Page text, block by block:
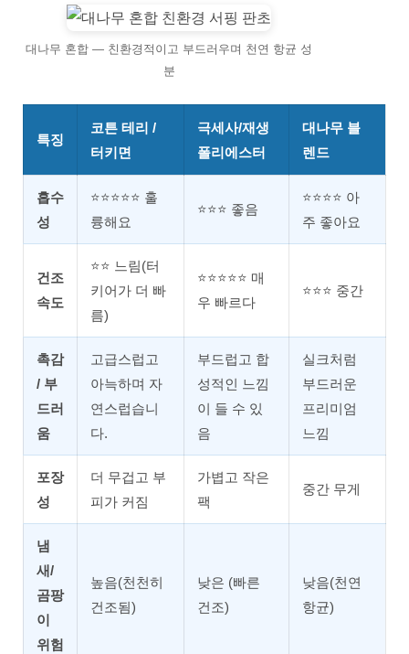
대나무 혼합 — 친환경적이고 부드러우며 천연 항균 성
분
특징
코튼 테리 /
터키면
극세사/재생
폴리에스터
대나무 블
렌드
흡수
성
⭐⭐⭐⭐⭐ 훌
륭해요
⭐⭐⭐ 좋음
⭐⭐⭐⭐ 아
주 좋아요
건조
속도
⭐⭐ 느림(터
키어가 더 빠
름)
⭐⭐⭐⭐⭐ 매
우 빠르다
⭐⭐⭐ 중간
촉감
/ 부
드러
움
고급스럽고
아늑하며 자
연스럽습니
다.
부드럽고 합
성적인 느낌
이 들 수 있
음
실크처럼
부드러운
프리미엄
느낌
포장
성
더 무겁고 부
피가 커짐
가볍고 작은
팩
중간 무게
냄
새/
곰팡
이
위험
높음(천천히
건조됨)
낮은 (빠른
건조)
낮음(천연
항균)